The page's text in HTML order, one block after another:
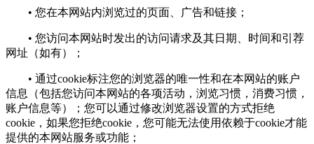
• 您在本网站内浏览过的页面、广告和链接；
• 您访问本网站时发出的访问请求及其日期、时间和引荐
网址（如有）；
• 通过cookie标注您的浏览器的唯一性和在本网站的账户
信息（包括您访问本网站的各项活动，浏览习惯，消费习惯，
账户信息等）；您可以通过修改浏览器设置的方式拒绝
cookie，如果您拒绝cookie，您可能无法使用依赖于cookie才能
提供的本网站服务或功能；